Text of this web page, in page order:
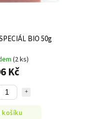
BIO 50g
(2 ks)
Kč
košíku